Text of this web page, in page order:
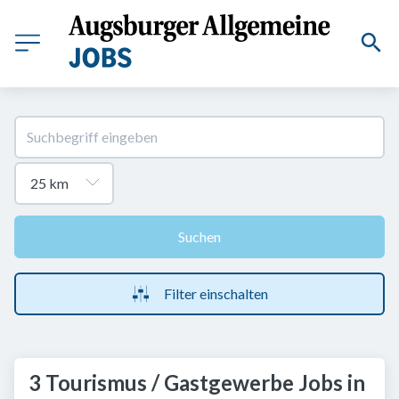
Suchen
Filter einschalten
3 Tourismus / Gastgewerbe Jobs in